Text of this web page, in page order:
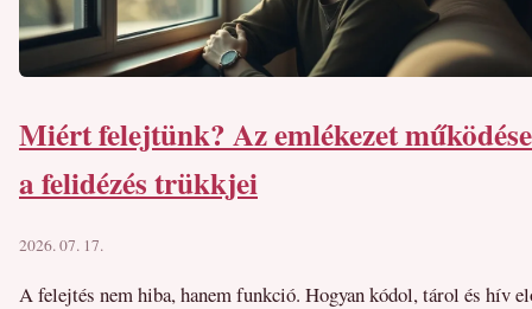
Miért felejtünk? Az emlékezet
a felidézés trükkjei
2026. 07. 17.
A felejtés nem hiba, hanem funkció. Hogyan kódol, tárol és hív